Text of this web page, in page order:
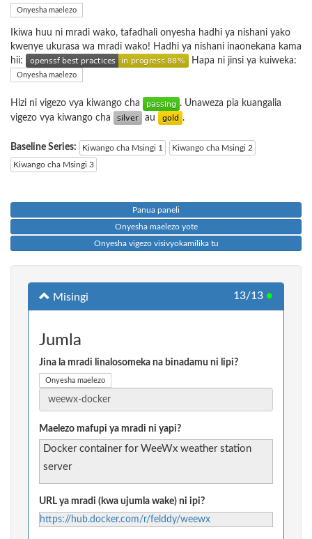
Onyesha maelezo
Ikiwa huu ni mradi wako, tafadhali onyesha hadhi ya nishani yako
kwenye ukurasa wa mradi wako! Hadhi ya nishani inaonekana kama
hii:
Hapa ni jinsi ya kuiweka:
Onyesha maelezo
Hizi ni vigezo vya kiwango cha
. Unaweza pia kuangalia
vigezo vya kiwango cha
au .
Baseline Series: Kiwango cha Msingi 1
Kiwango cha Msingi 2
Kiwango cha Msingi 3
Panua paneli
Onyesha maelezo yote
Onyesha vigezo visivyokamilika tu
Misingi 13/13 ●
Jumla
Jina la mradi linalosomeka na binadamu ni lipi?
Onyesha maelezo
Maelezo mafupi ya mradi ni yapi?
Docker container for WeeWx weather station
server
URL ya mradi (kwa ujumla wake) ni ipi?
https://hub.docker.com/r/felddy/weewx